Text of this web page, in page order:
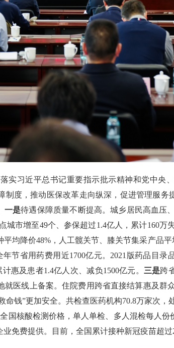
实习近平总书记重要指示批示精神和党中央
度，推动医保改革走向纵深，促进管理服务
一是待遇保障质量不断提高。城乡居民高血压
市增至49个、参保超过1.4亿人，累计160万
均降价48%，人工髋关节、膝关节集采产品
节省用药费用近1700亿元。2021版药品目录
惠及患者1.4亿人次、减负1500亿元。 三是跨
医线上备案。住院费用跨省直接结算惠及群
命钱”更加安全。共检查医药机构70.8万家次，
国核酸检测价格，单人单检、多人混检每人份
免费提供。目前，全国累计接种新冠疫苗超过